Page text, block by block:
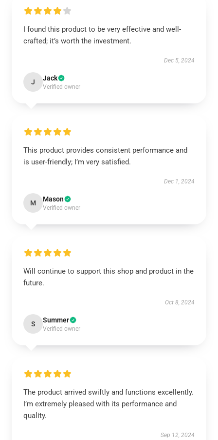
I found this product to be very effective and well-
crafted; it’s worth the investment.
Dec 5, 2024
J Jack
Verified owner
This product provides consistent performance and
is user-friendly; I’m very satisfied.
Dec 1, 2024
M Mason
Verified owner
Will continue to support this shop and product in the
future.
Oct 8, 2024
S Summer
Verified owner
The product arrived swiftly and functions excellently.
I’m extremely pleased with its performance and
quality.
Sep 12, 2024